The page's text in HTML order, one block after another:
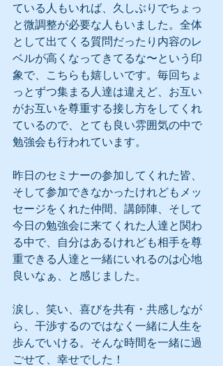
ている人もいれば、久しぶりでちょっ
と微調整が必要な人もいました。全体
として出てくる質問だったり内容のレ
ベルが高くなってきてるな〜という印
象で、こちらも嬉しいです。毎回ちょ
っとずつ集まる人達は違えど、お互い
がお互いを尊重する接し方をしてくれ
ているので、とても良い雰囲気の中で
勉強会も行われています。
昨日のセミナーの参加してくれた皆、
そして参加できなかったけれどもメッ
セージをくれた仲間、講師陣、そして
今日の勉強会に来てくれた人達と関わ
る中で、自分はあるけれども相手を尊
重できる人達と一緒にいれるのは心地
良いなぁ、と感じました。
涙し、笑い、喜びを共有・共感しなが
ら、干渉するのではなく一緒に人生を
歩んでいける。そんな時間を一緒に過
ごせて、幸せでした！